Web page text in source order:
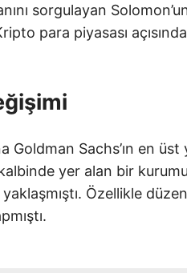
sorgulayan
para piyasası
Goldman Sachs’ın en
yer alan bir
Özellikle